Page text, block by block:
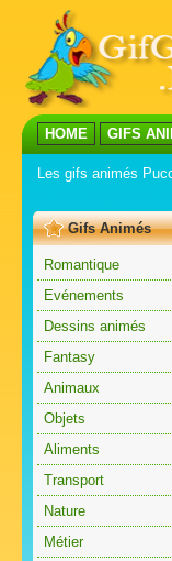
HOME GIFS
Les gifs animés
Gifs Animés
Romantique
Evénements
Dessins animés
Fantasy
Animaux
Objets
Aliments
Transport
Nature
Métier